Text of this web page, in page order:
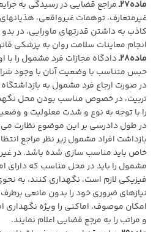
ماده۲۷ـ
مراجع قضایی در رسیدگی به
غیرمتعارف، توهمات غیرواقعی،
کاذب به داشتن قدرت­های ماورایی، در
انجام معاینات سلامت روان به پزشکی
ماده۲۸ـ
دادگاه مجازات فرد مشمول را با
حبس متناسب با وضعیت آنان با وجود
در صورت ارجاع فرد مشمول به بازداشتگاه
تربیت، در خصوص مناسب بودن محل
را با توجه به نوع و شدت معلولیت و
در طول دادرسی بر این موضوع نظارت
بازداشت افراد مشمول زیر نظر مراجع
خاص باید مناسب‌ سازی شده باشد. در غیر
مشمول را باید در محل مناسب که دارای
فیزیکی لازم است،‌ نگهداری کنند، به
نیازهای ضروری خود را بدون مانعی
امکان موصوف، اماکنی را ویژه
و مراتب را به مرجع قضایی اعلام ‌نمایند.